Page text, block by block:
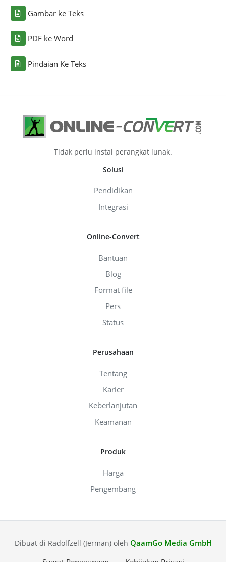
Gambar ke Teks
PDF ke Word
Pindaian Ke Teks
Tidak perlu instal perangkat lunak.
Solusi
Pendidikan
Integrasi
Online-Convert
Bantuan
Blog
Format file
Pers
Status
Perusahaan
Tentang
Karier
Keberlanjutan
Keamanan
Produk
Harga
Pengembang
Dibuat di Radolfzell (Jerman) oleh QaamGo Media GmbH